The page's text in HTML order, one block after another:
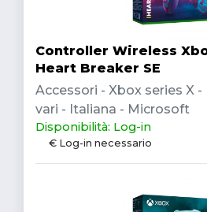
Controller Wireless
Heart Breaker SE
Accessori - Xbox series X
vari - Italiana - Microsoft
Disponibilità: Log-in
€ Log-in necessario